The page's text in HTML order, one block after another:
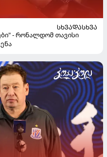
ᲡᲮᲕᲐᲓᲐᲡᲮᲕᲐ
- რონალდომ თავისი